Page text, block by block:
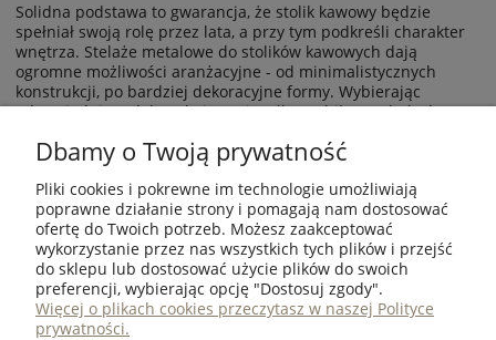
Solidna podstawa to gwarancja, że stolik kawowy będzie
spełniał swoją rolę przez lata, a przy tym podkreśli charakter
wnętrza. Stelaże metalowe do stolików kawowych dają
ogromne możliwości aranżacyjne - od minimalistycznych
konstrukcji, po bardziej dekoracyjne formy. Wybierając
odpowiedni model, zyskujesz nie tylko stabilny mebel, ale
biura.
Sprawdź dostępne stelaże i stwórz stolik kawowy, który
idealnie dopasuje się do Twojej przestrzeni i stylu życia.
ZAKUPY
POMOC
Dbamy o Twoją prywatność
Pliki cookies i pokrewne im technologie umożliwiają
poprawne działanie strony i pomagają nam dostosować
ofertę do Twoich potrzeb. Możesz zaakceptować
wykorzystanie przez nas wszystkich tych plików i przejść
do sklepu lub dostosować użycie plików do swoich
preferencji, wybierając opcję "Dostosuj zgody".
Więcej o plikach cookies przeczytasz w naszej Polityce
prywatności.